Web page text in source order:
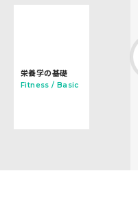
栄養学の基礎
Fitness / Basic